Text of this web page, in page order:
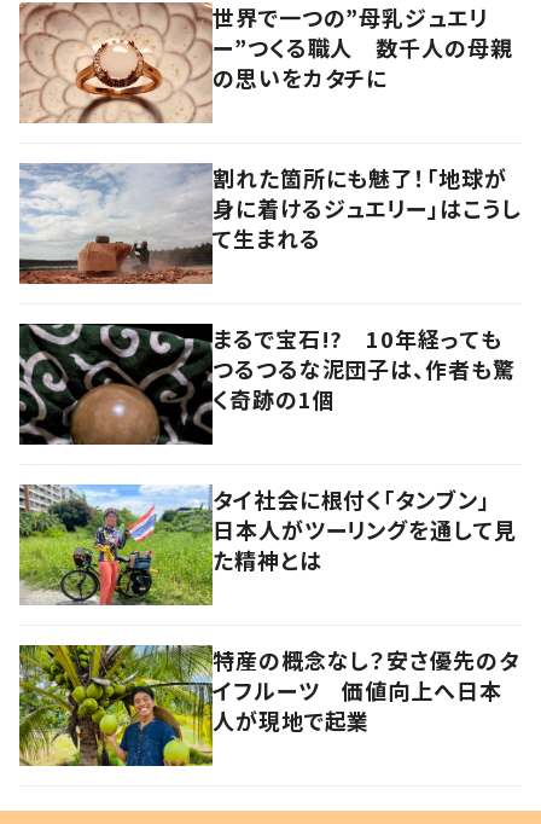
世界で一つの”母乳ジュエリ
ー”つくる職人 数千人の母親
の思いをカタチに
割れた箇所にも魅了！「地球が
身に着けるジュエリー」はこうし
て生まれる
まるで宝石!? 10年経っても
つるつるな泥団子は、作者も驚
く奇跡の1個
タイ社会に根付く「タンブン」
日本人がツーリングを通して見
た精神とは
特産の概念なし？安さ優先のタ
イフルーツ 価値向上へ日本
人が現地で起業